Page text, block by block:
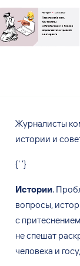
Журналисты
истории и
{' '}
Истории.
вопросы,
с
не спешат
человека и